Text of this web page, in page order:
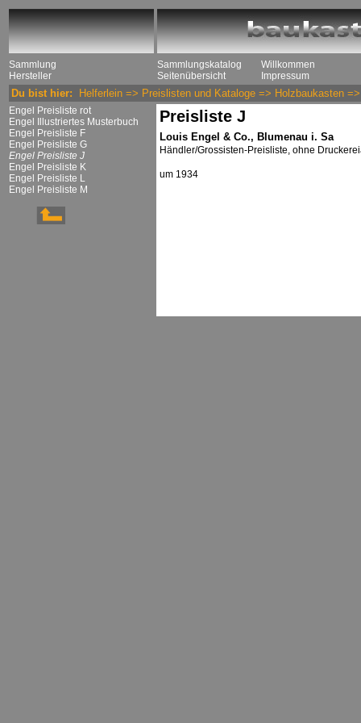
Sammlung
Hersteller
Sammlungskatalog
Seitenübersicht
Willkommen
Impressum
Du bist hier: Helferlein => Preislisten und Kataloge => Holzbaukasten
Engel Preisliste rot
Engel Illustriertes Musterbuch
Engel Preisliste F
Engel Preisliste G
Engel Preisliste J
Engel Preisliste K
Engel Preisliste L
Engel Preisliste M
Preisliste J
Louis Engel & Co., Blumenau i. Sa
Händler/Grossisten-Preisliste, ohne
um 1934